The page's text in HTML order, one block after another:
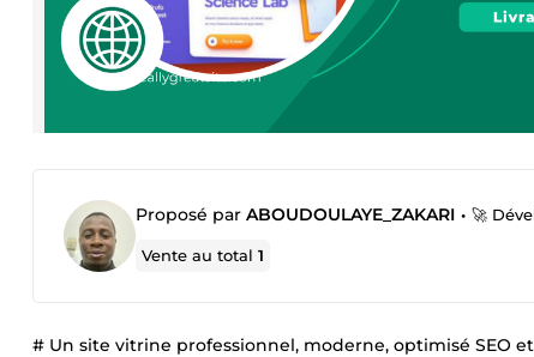
Proposé par ABOUDOULAYE_ZAKARI • 🚀
Vente au total1
# Un site vitrine professionnel, moderne, optimisé SEO et